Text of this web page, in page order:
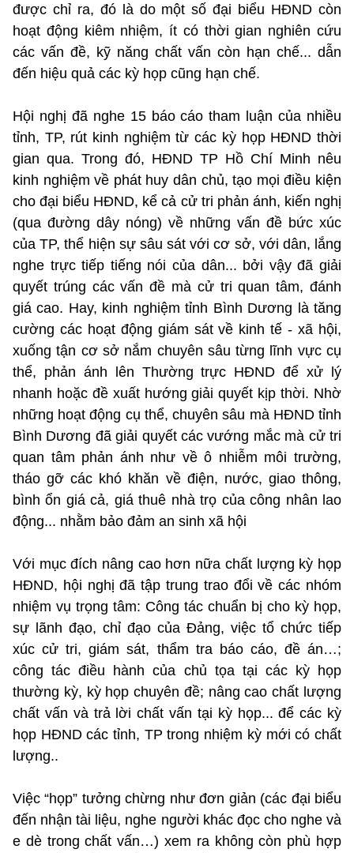
được chỉ ra, đó là do một số đại biểu HĐND còn
hoạt động kiêm nhiệm, ít có thời gian nghiên cứu
các vấn đề, kỹ năng chất vấn còn hạn chế... dẫn
đến hiệu quả các kỳ họp cũng hạn chế.
Hội nghị đã nghe 15 báo cáo tham luận của nhiều
tỉnh, TP, rút kinh nghiệm từ các kỳ họp HĐND thời
gian qua. Trong đó, HĐND TP Hồ Chí Minh nêu
kinh nghiệm về phát huy dân chủ, tạo mọi điều kiện
cho đại biểu HĐND, kể cả cử tri phản ánh, kiến nghị
(qua đường dây nóng) về những vấn đề bức xúc
của TP, thể hiện sự sâu sát với cơ sở, với dân, lắng
nghe trực tiếp tiếng nói của dân... bởi vậy đã giải
quyết trúng các vấn đề mà cử tri quan tâm, đánh
giá cao. Hay, kinh nghiệm tỉnh Bình Dương là tăng
cường các hoạt động giám sát về kinh tế - xã hội,
xuống tận cơ sở nắm chuyên sâu từng lĩnh vực cụ
thể, phản ánh lên Thường trực HĐND để xử lý
nhanh hoặc đề xuất hướng giải quyết kịp thời. Nhờ
những hoạt động cụ thể, chuyên sâu mà HĐND tỉnh
Bình Dương đã giải quyết các vướng mắc mà cử tri
quan tâm phản ánh như về ô nhiễm môi trường,
tháo gỡ các khó khăn về điện, nước, giao thông,
bình ổn giá cả, giá thuê nhà trọ của công nhân lao
động... nhằm bảo đảm an sinh xã hội
Với mục đích nâng cao hơn nữa chất lượng kỳ họp
HĐND, hội nghị đã tập trung trao đổi về các nhóm
nhiệm vụ trọng tâm: Công tác chuẩn bị cho kỳ họp,
sự lãnh đạo, chỉ đạo của Đảng, việc tổ chức tiếp
xúc cử tri, giám sát, thẩm tra báo cáo, đề án…;
công tác điều hành của chủ tọa tại các kỳ họp
thường kỳ, kỳ họp chuyên đề; nâng cao chất lượng
chất vấn và trả lời chất vấn tại kỳ họp... để các kỳ
họp HĐND các tỉnh, TP trong nhiệm kỳ mới có chất
lượng..
Việc “họp” tưởng chừng như đơn giản (các đại biểu
đến nhận tài liệu, nghe người khác đọc cho nghe và
e dè trong chất vấn…) xem ra không còn phù hợp